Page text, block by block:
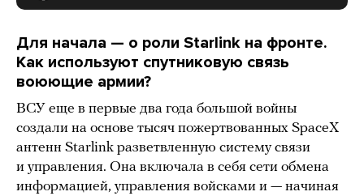
Для начала — о роли Starlink на фронте.
Как используют спутниковую связь
воюющие армии?
ВСУ еще в первые два года большой войны
создали на основе тысяч пожертвованных SpaceX
антенн Starlink разветвленную систему связи
и управления. Она включала в себя сети обмена
информацией, управления войсками и — начиная